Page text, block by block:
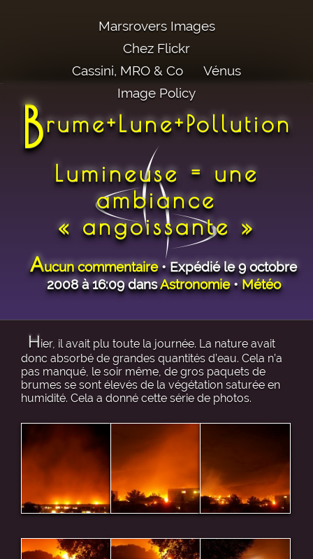
Marsrovers Images
Chez Flickr
Cassini, MRO & Co
Vénus
Image Policy
Brume+Lune+Pollution
Lumineuse = une
ambiance
« angoissante »
Aucun commentaire• Expédié le 9 octobre
2008 à 16:09 dansAstronomie•Météo
Hier, il avait plu toute la journée. La nature avait
donc absorbé de grandes quantités d’eau. Cela n’a
pas manqué, le soir même, de gros paquets de
brumes se sont élevés de la végétation saturée en
humidité. Cela a donné cette série de photos.